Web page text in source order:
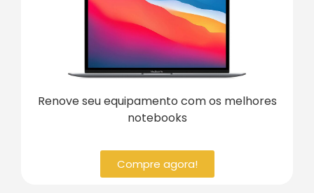
Renove seu equipamento com os melhores
notebooks
Compre agora!